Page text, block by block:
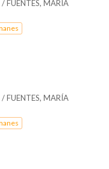
FUENTES, MARÍA
FUENTES, MARÍA